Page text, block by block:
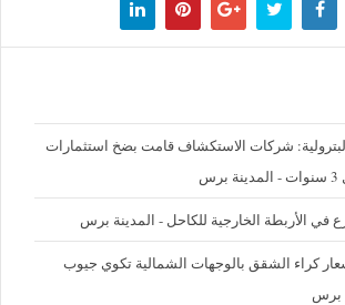
شركات الاستكشاف قامت بضخ استثمارات
في الأربطة الخارجية للكاحل - المدينة برس
كراء الشقق بالوجهات الشمالية تكوي جيوب
برس